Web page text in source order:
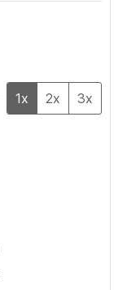
1x 2x 3x